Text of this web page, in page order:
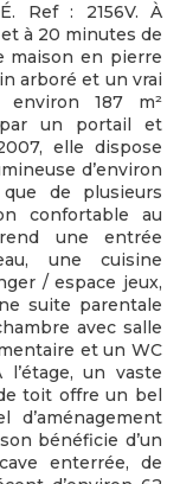
Ref : 2156V. À
à 20 minutes de
maison en pierre
arboré et un vrai
environ 187 m²
un portail et
elle dispose
d’environ
de plusieurs
confortable au
une entrée
une cuisine
/ espace jeux,
suite parentale
avec salle
et un WC
un vaste
toit offre un bel
bénéficie d’un
enterrée, de